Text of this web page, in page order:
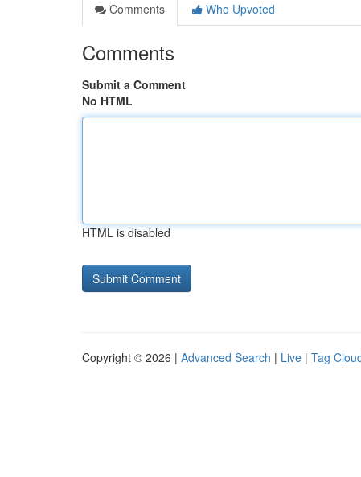
Comments
Who Upvoted
Comments
Submit a Comment
No HTML
HTML is disabled
Copyright © 2026 | Advanced Search | Live | Tag